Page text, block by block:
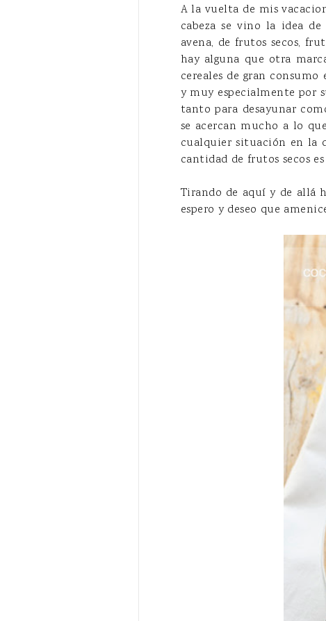
A la vuelta de mis
cabeza se vino la idea
avena, de frutos secos,
hay alguna que otra
cereales de gran
y muy especialmente por
tanto para desayunar
se acercan mucho a lo
cualquier situación en la
cantidad de frutos secos
Tirando de aquí y de allá
espero y deseo que